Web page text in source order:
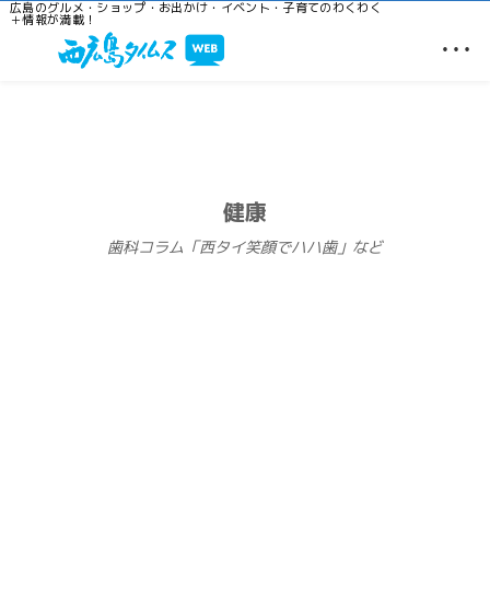
広島のグルメ・ショップ・お出かけ・イベント・子育てのわくわく
＋情報が満載！
…
健康
歯科コラム「西タイ笑顔でハハ歯」など